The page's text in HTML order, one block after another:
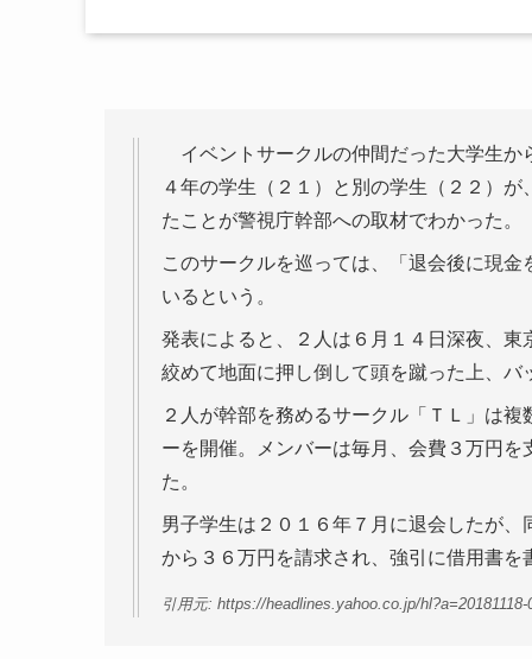
イベントサークルの仲間だった大学生か
４年の学生（２１）と別の学生（２２）
たことが警視庁幹部への取材でわかった。
このサークルを巡っては、「退会後に現
いるという。
発表によると、２人は６月１４日深夜、
絞めて地面に押し倒して頭を蹴った上、バ
２人が幹部を務めるサークル「ＴＬ」は
ーを開催。メンバーは毎月、会費３万円
た。
男子学生は２０１６年７月に退会したが
から３６万円を請求され、強引に借用書を
引用元: https://headlines.yahoo.co.jp/